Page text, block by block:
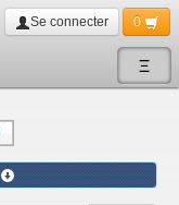
Ξ
Se connecter 0